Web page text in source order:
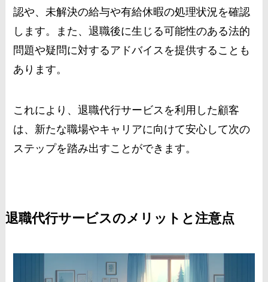
認や、未解決の給与や有給休暇の処理状況を確認
します。また、退職後に生じる可能性のある法的
問題や疑問に対するアドバイスを提供することも
あります。
これにより、退職代行サービスを利用した顧客
は、新たな職場やキャリアに向けて安心して次の
ステップを踏み出すことができます。
退職代行サービスのメリットと注意点